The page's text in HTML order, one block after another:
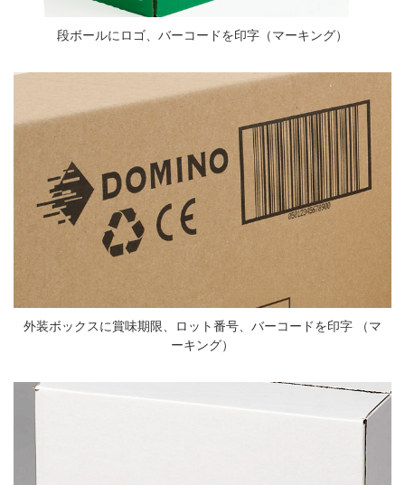
段ボールにロゴ、バーコードを印字（マーキング）
外装ボックスに賞味期限、ロット番号、バーコードを印字 （マ
ーキング）